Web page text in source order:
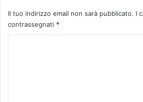
aIl tuo indirizzo email non sarà pubblicato. I
contrassegnati *